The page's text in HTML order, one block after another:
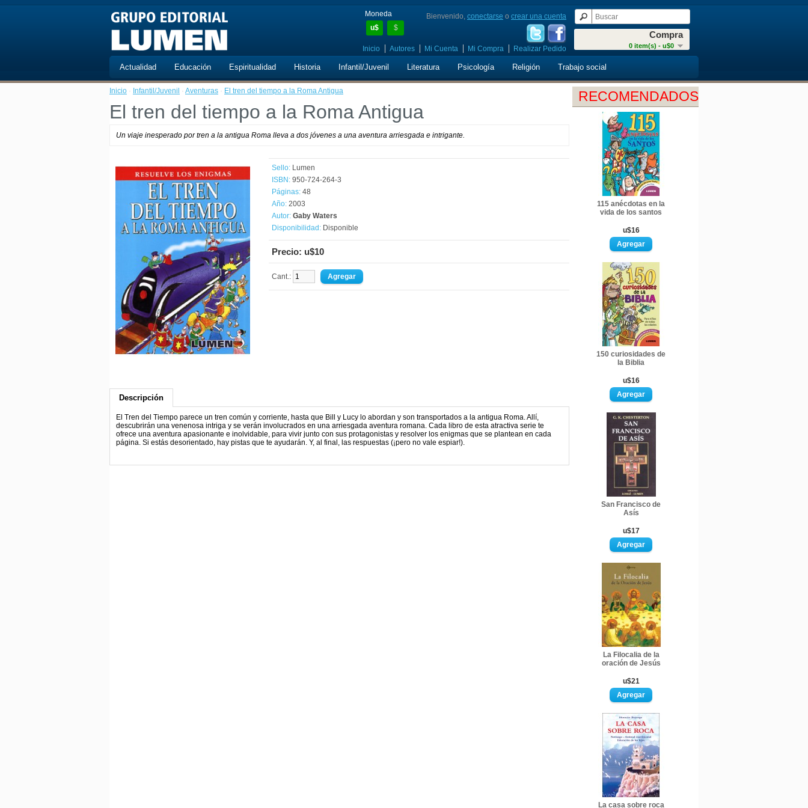
Moneda
u$
$
Compra
0 item(s) - u$0
Bienvenido, conectarse o crear una cuenta
Inicio Autores Mi Cuenta Mi Compra Realizar Pedido
Actualidad Educación Espiritualidad Historia Infantil/Juvenil Literatura Psicología Religión Trabajo social
RECOMENDADOS
115 anécdotas en la
vida de los santos
u$16
150 curiosidades de
la Biblia
u$16
San Francisco de
Asís
u$17
La Filocalia de la
oración de Jesús
u$21
La casa sobre roca
Inicio · Infantil/Juvenil · Aventuras · El tren del tiempo a la Roma Antigua
El tren del tiempo a la Roma Antigua
Un viaje inesperado por tren a la antigua Roma lleva a dos jóvenes a una aventura arriesgada e intrigante.
Sello: Lumen
ISBN: 950-724-264-3
Páginas: 48
Año: 2003
Autor: Gaby Waters
Disponibilidad: Disponible
Precio: u$10
Cant.:
Descripción
El Tren del Tiempo parece un tren común y corriente, hasta que Bill y Lucy lo abordan y son transportados a la antigua Roma. Allí,
descubrirán una venenosa intriga y se verán involucrados en una arriesgada aventura romana. Cada libro de esta atractiva serie te
ofrece una aventura apasionante e inolvidable, para vivir junto con sus protagonistas y resolver los enigmas que se plantean en cada
página. Si estás desorientado, hay pistas que te ayudarán. Y, al final, las respuestas (¡pero no vale espiar!).